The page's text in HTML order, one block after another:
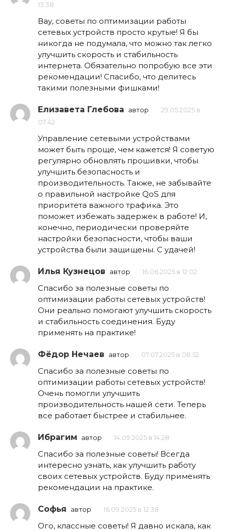
13:38
Вау, советы по оптимизации работы
сетевых устройств просто крутые! Я бы
никогда не подумала, что можно так легко
улучшить скорость и стабильность
интернета. Обязательно попробую все эти
рекомендации! Спасибо, что делитесь
такими полезными фишками!
Елизавета Глебова автор
29.05.2025 в
07:42
Управление сетевыми устройствами
может быть проще, чем кажется! Я советую
регулярно обновлять прошивки, чтобы
улучшить безопасность и
производительность. Также, не забывайте
о правильной настройке QoS для
приоритета важного трафика. Это
поможет избежать задержек в работе! И,
конечно, периодически проверяйте
настройки безопасности, чтобы ваши
устройства были защищены. С удачей!
Илья Кузнецов автор 16.06.2025 в 12:02
Спасибо за полезные советы по
оптимизации работы сетевых устройств!
Они реально помогают улучшить скорость
и стабильность соединения. Буду
применять на практике!
Фёдор Нечаев автор 07.07.2025 в 08:52
Спасибо за полезные советы по
оптимизации работы сетевых устройств!
Очень помогли улучшить
производительность нашей сети. Теперь
все работает быстрее и стабильнее.
Ибрагим автор 14.09.2025 в 14:28
Спасибо за полезные советы! Всегда
интересно узнать, как улучшить работу
своих сетевых устройств. Буду применять
рекомендации на практике.
Софья автор 16.09.2025 в 12:38
Ого, классные советы! Я давно искала, как